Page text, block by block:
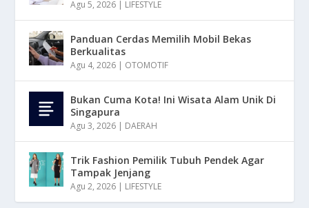
Agu 5, 2026 | LIFESTYLE
Panduan Cerdas Memilih Mobil Bekas
Berkualitas
Agu 4, 2026 | OTOMOTIF
Bukan Cuma Kota! Ini Wisata Alam Unik Di
Singapura
Agu 3, 2026 | DAERAH
Trik Fashion Pemilik Tubuh Pendek Agar
Tampak Jenjang
Agu 2, 2026 | LIFESTYLE